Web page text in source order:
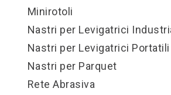
Minirotoli
Nastri per Levigatrici
Nastri per Levigatrici Portatili
Nastri per Parquet
Rete Abrasiva